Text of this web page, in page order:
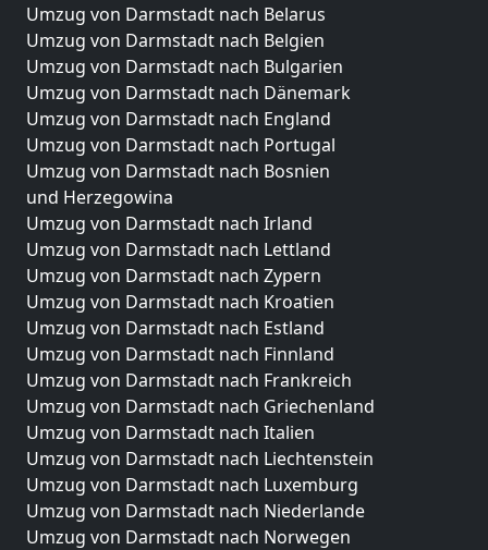
Umzug von Darmstadt nach Belarus
Umzug von Darmstadt nach Belgien
Umzug von Darmstadt nach Bulgarien
Umzug von Darmstadt nach Dänemark
Umzug von Darmstadt nach England
Umzug von Darmstadt nach Portugal
Umzug von Darmstadt nach Bosnien
und Herzegowina
Umzug von Darmstadt nach Irland
Umzug von Darmstadt nach Lettland
Umzug von Darmstadt nach Zypern
Umzug von Darmstadt nach Kroatien
Umzug von Darmstadt nach Estland
Umzug von Darmstadt nach Finnland
Umzug von Darmstadt nach Frankreich
Umzug von Darmstadt nach Griechenland
Umzug von Darmstadt nach Italien
Umzug von Darmstadt nach Liechtenstein
Umzug von Darmstadt nach Luxemburg
Umzug von Darmstadt nach Niederlande
Umzug von Darmstadt nach Norwegen